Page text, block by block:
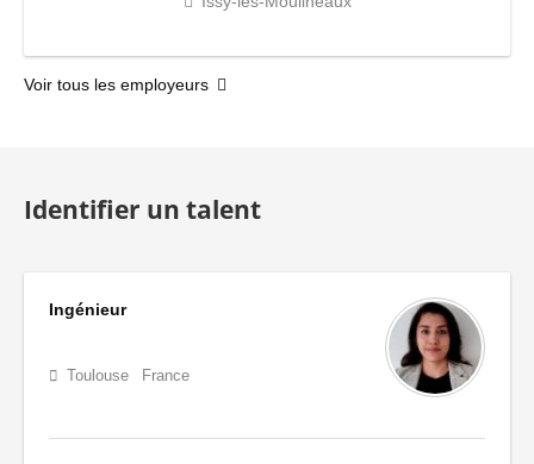
Voir tous les employeurs
Identifier un talent
Ingénieur
Toulouse France